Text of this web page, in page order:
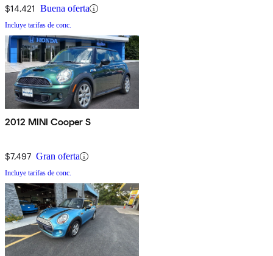
$14,421 Buena oferta
Incluye tarifas de conc.
2012 MINI Cooper S
$7,497 Gran oferta
Incluye tarifas de conc.